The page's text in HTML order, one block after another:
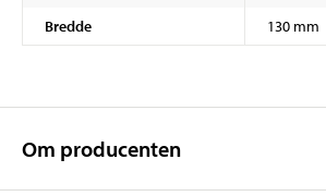
Bredde
130 mm
Om producenten